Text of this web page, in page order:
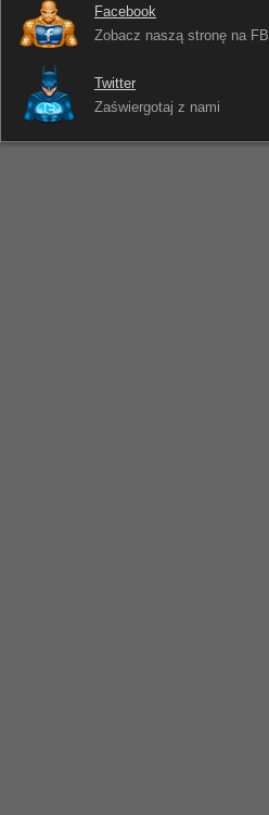
Facebook
Zobacz naszą stronę na FB
Twitter
Zaświergotaj z nami